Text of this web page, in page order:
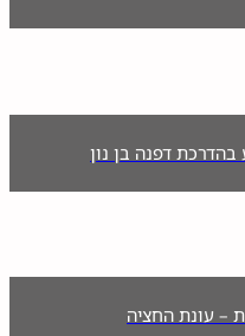
דפנה בן נון
– עונת החציה